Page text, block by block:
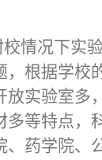
情况下实
根据学校
放实验室多
多等特点，
、药学院、